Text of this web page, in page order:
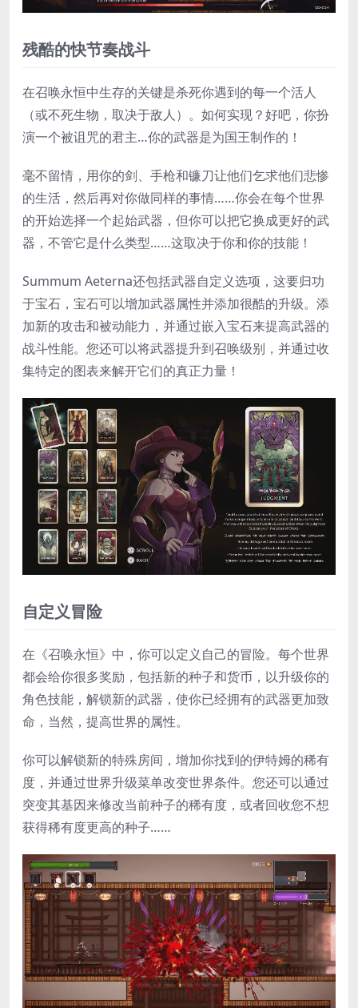
残酷的快节奏战斗
在召唤永恒中生存的关键是杀死你遇到的每一个活人
（或不死生物，取决于敌人）。如何实现？好吧，你扮
演一个被诅咒的君主…你的武器是为国王制作的！
毫不留情，用你的剑、手枪和镰刀让他们乞求他们悲惨
的生活，然后再对你做同样的事情……你会在每个世界
的开始选择一个起始武器，但你可以把它换成更好的武
器，不管它是什么类型……这取决于你和你的技能！
Summum Aeterna还包括武器自定义选项，这要归功
于宝石，宝石可以增加武器属性并添加很酷的升级。添
加新的攻击和被动能力，并通过嵌入宝石来提高武器的
战斗性能。您还可以将武器提升到召唤级别，并通过收
集特定的图表来解开它们的真正力量！
自定义冒险
在《召唤永恒》中，你可以定义自己的冒险。每个世界
都会给你很多奖励，包括新的种子和货币，以升级你的
角色技能，解锁新的武器，使你已经拥有的武器更加致
命，当然，提高世界的属性。
你可以解锁新的特殊房间，增加你找到的伊特姆的稀有
度，并通过世界升级菜单改变世界条件。您还可以通过
突变其基因来修改当前种子的稀有度，或者回收您不想
获得稀有度更高的种子……